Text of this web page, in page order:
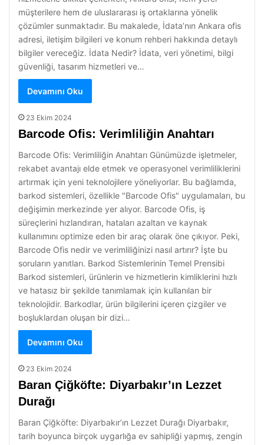
müşterilere hem de uluslararası iş ortaklarına yönelik
çözümler sunmaktadır. Bu makalede, İdata’nın Ankara ofis
adresi, iletişim bilgileri ve konum rehberi hakkında detaylı
bilgiler vereceğiz. İdata Nedir? İdata, veri yönetimi, bilgi
güvenliği, tasarım hizmetleri ve…
Devamını Oku
23 Ekim 2024
Barcode Ofis: Verimliliğin Anahtarı
Barcode Ofis: Verimliliğin Anahtarı Günümüzde işletmeler,
rekabet avantajı elde etmek ve operasyonel verimliliklerini
artırmak için yeni teknolojilere yöneliyorlar. Bu bağlamda,
barkod sistemleri, özellikle "Barcode Ofis" uygulamaları, bu
değişimin merkezinde yer alıyor. Barcode Ofis, iş
süreçlerini hızlandıran, hataları azaltan ve kaynak
kullanımını optimize eden bir araç olarak öne çıkıyor. Peki,
Barcode Ofis nedir ve verimliliğinizi nasıl artırır? İşte bu
soruların yanıtları. Barkod Sistemlerinin Temel Prensibi
Barkod sistemleri, ürünlerin ve hizmetlerin kimliklerini hızlı
ve hatasız bir şekilde tanımlamak için kullanılan bir
teknolojidir. Barkodlar, ürün bilgilerini içeren çizgiler ve
boşluklardan oluşan bir dizi…
Devamını Oku
23 Ekim 2024
Baran Çiğköfte: Diyarbakır’ın Lezzet
Durağı
Baran Çiğköfte: Diyarbakır’ın Lezzet Durağı Diyarbakır,
tarih boyunca birçok uygarlığa ev sahipliği yapmış, zengin